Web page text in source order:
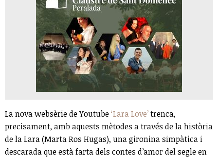
La nova websèrie de Youtube‘Lara Love’trenca,
precisament, amb aquests mètodes a través de la història
de la Lara (Marta Ros Hugas), una gironina simpàtica i
descarada que està farta dels contes d’amor del segle en